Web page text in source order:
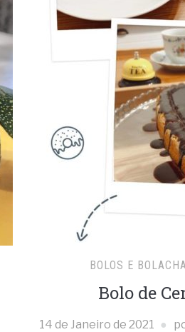
BOLOS E
Bolo de
14 de Janeiro de 2021